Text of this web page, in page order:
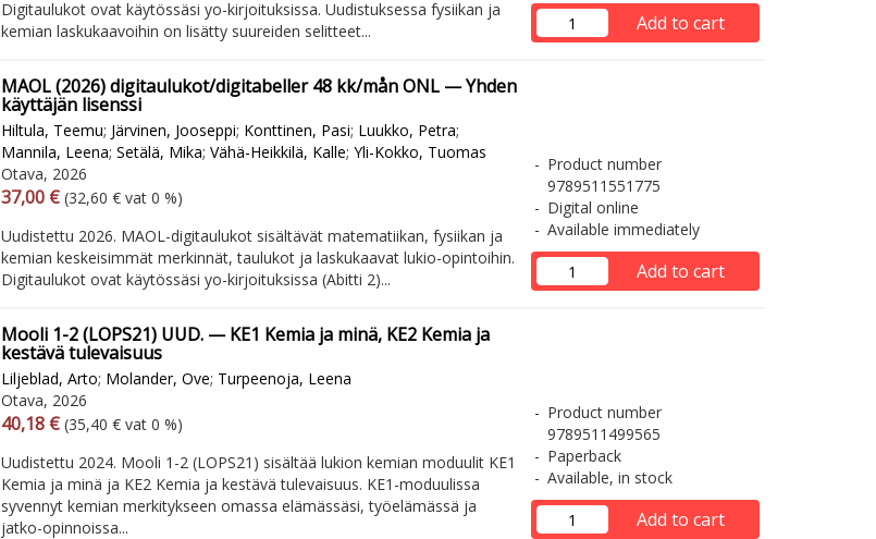
Digitaulukot ovat käytössäsi yo-kirjoituksissa. Uudistuksessa fysiikan ja
kemian laskukaavoihin on lisätty suureiden selitteet...
Add to cart
MAOL (2026) digitaulukot/digitabeller 48 kk/mån ONL — Yhden
käyttäjän lisenssi
Hiltula, Teemu; Järvinen, Jooseppi; Konttinen, Pasi; Luukko, Petra;
Mannila, Leena; Setälä, Mika; Vähä-Heikkilä, Kalle; Yli-Kokko, Tuomas
Otava, 2026
Arvonlisäverollinen hinta
37,00 € Excl. vat
(32,60 € vat 0 %)
Uudistettu 2026. MAOL-digitaulukot sisältävät matematiikan, fysiikan ja
kemian keskeisimmät merkinnät, taulukot ja laskukaavat lukio-opintoihin.
Digitaulukot ovat käytössäsi yo-kirjoituksissa (Abitti 2)...
Product number
9789511551775
Digital online
Available immediately
Add to cart
Mooli 1-2 (LOPS21) UUD. — KE1 Kemia ja minä, KE2 Kemia ja
kestävä tulevaisuus
Liljeblad, Arto; Molander, Ove; Turpeenoja, Leena
Otava, 2026
Arvonlisäverollinen hinta
40,18 € Excl. vat
(35,40 € vat 0 %)
Uudistettu 2024. Mooli 1-2 (LOPS21) sisältää lukion kemian moduulit KE1
Kemia ja minä ja KE2 Kemia ja kestävä tulevaisuus. KE1-moduulissa
syvennyt kemian merkitykseen omassa elämässäsi, työelämässä ja
jatko-opinnoissa...
Product number
9789511499565
Paperback
Available, in stock
Add to cart